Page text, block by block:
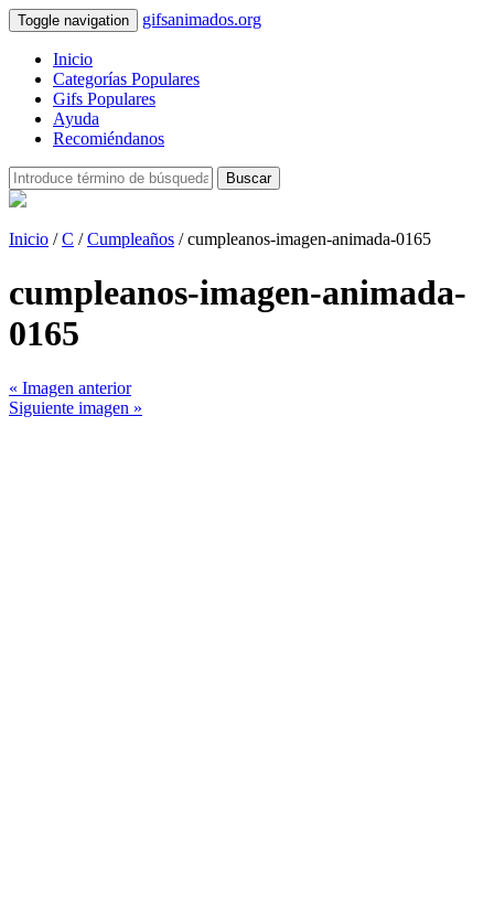
Toggle navigation gifsanimados.org
Inicio
Categorías Populares
Gifs Populares
Ayuda
Recomiéndanos
Buscar
Inicio /C /Cumpleaños / cumpleanos-imagen-animada-0165
cumpleanos-imagen-animada-
0165
« Imagen anterior
Siguiente imagen »